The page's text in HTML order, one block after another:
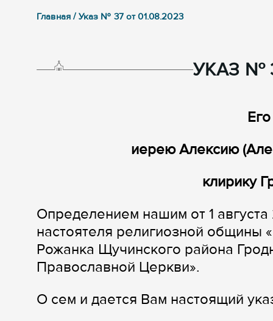
Главная / Указ № 37 от 01.08.2023
УКАЗ №
иерею Алексию
клирику
Определением нашим от 1
настоятеля религиозной общины
Рожанка Щучинского района
Православной Церкви».
О сем и дается Вам настоящий